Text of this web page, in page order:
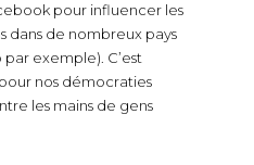
pour influencer les
dans de nombreux pays
exemple). C’est
nos démocraties
les mains de gens